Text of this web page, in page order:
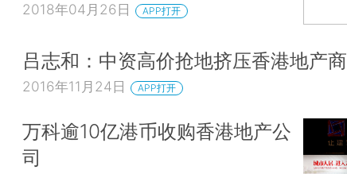
2018年04月26日 APP打开
吕志和：中资高价抢地挤压香港地产商
2016年11月24日 APP打开
万科逾10亿港币收购香港地产公
司